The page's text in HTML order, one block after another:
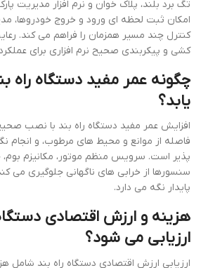
تگ برد بلند، پلاک خوان و نرم افزار مدیریت
امکان ثبت لحظه ای ورود و خروج خودروها،
کنترل چند مسیر همزمان را فراهم می کند.
کشی و پیکربندی صحیح نرم افزاری برای
چگونه عمر مفید دستگاه راه
یابد؟
افزایش عمر مفید دستگاه راه بند با نصب
فاصله از موانع و محیط های مرطوب، و انجام
پذیر است. سرویس منظم موتور، مکانیزم
سنسورها از خرابی های ناگهانی جلوگیری می
پایدار نگه می دارد.
هزینه و ارزش اقتصادی
ارزیابی می شود؟
ارزیابی ارزش اقتصادی دستگاه راه بند شامل